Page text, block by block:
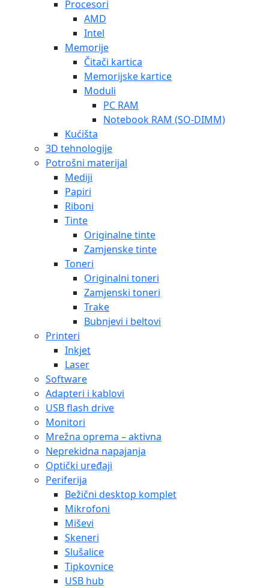
Procesori
AMD
Intel
Memorije
Čitači kartica
Memorijske kartice
Moduli
PC RAM
Notebook RAM (SO-DIMM)
Kućišta
3D tehnologije
Potrošni materijal
Mediji
Papiri
Riboni
Tinte
Originalne tinte
Zamjenske tinte
Toneri
Originalni toneri
Zamjenski toneri
Trake
Bubnjevi i beltovi
Printeri
Inkjet
Laser
Software
Adapteri i kablovi
USB flash drive
Monitori
Mrežna oprema – aktivna
Neprekidna napajanja
Optički uređaji
Periferija
Bežični desktop komplet
Mikrofoni
Miševi
Skeneri
Slušalice
Tipkovnice
USB hub